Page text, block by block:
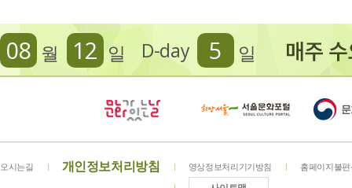
D-day 5 일
08 월 12 일
오시는길 개인정보처리방침 영상정보처리기기방침 홈페이지불